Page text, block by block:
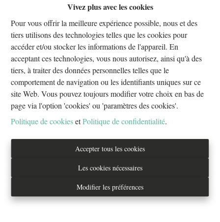
Vivez plus avec les cookies
Pour vous offrir la meilleure expérience possible, nous et des
tiers utilisons des technologies telles que les cookies pour
accéder et/ou stocker les informations de l'appareil. En
acceptant ces technologies, vous nous autorisez, ainsi qu'à des
tiers, à traiter des données personnelles telles que le
comportement de navigation ou les identifiants uniques sur ce
site Web. Vous pouvez toujours modifier votre choix en bas de
page via l'option 'cookies' ou 'paramètres des cookies'.
Politique de cookiesetPolitique de confidentialité.
Accepter tous les cookies
Les cookies nécessaires
Modifier les préférences
Oups, cette page n'existe plus
À Vendre À Louer
Tél. : 02/733.70.70
Real estate